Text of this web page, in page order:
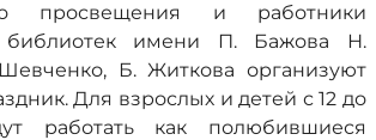
просвещения и работники
библиотек имени П. Бажова Н.
Б. Житкова организуют
Для взрослых и детей с 12 до
работать как полюбившиеся